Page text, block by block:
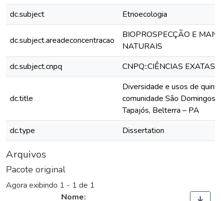
dc.subject
Etnoecologia
dc.subject.areadeconcentracao
BIOPROSPECÇÃO E
NATURAIS
dc.subject.cnpq
CNPQ::CIÊNCIAS EXATAS
dc.title
Diversidade e usos de
comunidade São
Tapajós, Belterra – PA
dc.type
Dissertation
Arquivos
Pacote original
Agora exibindo 1 - 1 de 1
Nome: